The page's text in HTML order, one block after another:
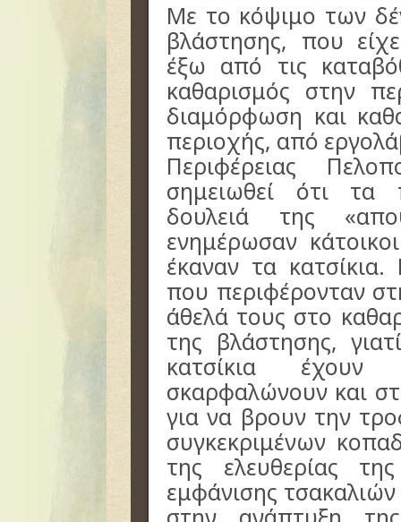
Με το κόψιμο των
βλάστησης, που
έξω από τις
καθαρισμός στην
διαμόρφωση και
περιοχής, από
Περιφέρειας
σημειωθεί ότι τα
δουλειά της
ενημέρωσαν
έκαναν τα
που περιφέρονταν
άθελά τους στο
της βλάστησης,
κατσίκια
σκαρφαλώνουν και
για να βρουν την
συγκεκριμένων
της ελευθερίας
εμφάνισης